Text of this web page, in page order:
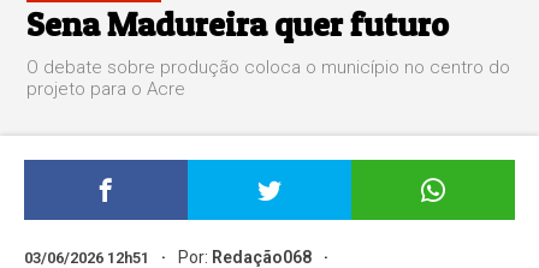
Sena Madureira quer futuro
O debate sobre produção coloca o município no centro do
projeto para o Acre
03/06/2026 12h51 Por: Redação068